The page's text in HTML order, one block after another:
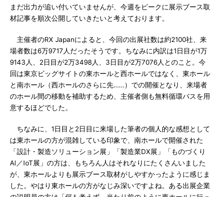
まだ出力が追い付いていませんが、今週をピークに展示ブース取
材記事を順次公開していきたいと考えております。
主催者のRX Japanによると、今回の出展社数は約2100社、来
場者数は6万9717人だったそうです。ちなみに内訳は1日目が1万
9143人、2日目が2万3498人、3日目が2万7076人とのこと。今
回は東京ビッグサイトの東ホールと西ホールではなく、東ホール
と南ホール（西ホールのさらに先……）での開催となり、来場者
のホール間の移動を補助するため、主催者側も無料循環バスを用
意するほどでした。
ちなみに、1日目と2日目に来場した筆者の個人的な感想として
は東ホールの方が混雑している印象で、南ホールで開催された
「設計・製造ソリューション展」「製造業DX展」「ものづくり
AI／IoT展」の方は、もちろん人はそれなりにたくさんいました
が、東ホールよりも展示ブース取材がしやすかったように感じま
した。やはり東ホールの方がなじみ深いですよね。ある出展企業